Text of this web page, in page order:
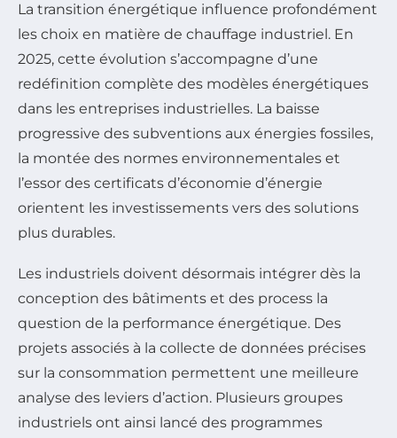
La transition énergétique influence profondément
les choix en matière de chauffage industriel. En
2025, cette évolution s’accompagne d’une
redéfinition complète des modèles énergétiques
dans les entreprises industrielles. La baisse
progressive des subventions aux énergies fossiles,
la montée des normes environnementales et
l’essor des certificats d’économie d’énergie
orientent les investissements vers des solutions
plus durables.
Les industriels doivent désormais intégrer dès la
conception des bâtiments et des process la
question de la performance énergétique. Des
projets associés à la collecte de données précises
sur la consommation permettent une meilleure
analyse des leviers d’action. Plusieurs groupes
industriels ont ainsi lancé des programmes